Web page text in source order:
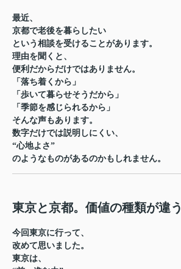
最近、
京都で老後を暮らしたい
という相談を受けることがあります。
理由を聞くと、
便利だからだけではありません。
「落ち着くから」
「歩いて暮らせそうだから」
「季節を感じられるから」
そんな声もあります。
数字だけでは説明しにくい、
“心地よさ”
のようなものがあるのかもしれません。
東京と京都。価値の種類が違う
今回東京に行って、
改めて思いました。
東京は、